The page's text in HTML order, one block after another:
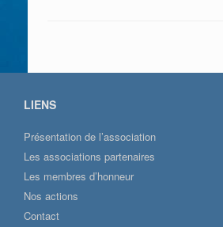
LIENS
Présentation de l’association
Les associations partenaires
Les membres d’honneur
Nos actions
Contact